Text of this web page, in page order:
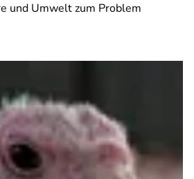
und Umwelt zum Problem